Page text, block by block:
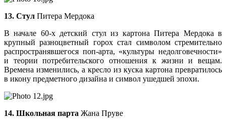
13. Стул Питера Мердока
В начале 60-х детский стул из картона Питера Мердока в
крупный разноцветный горох стал символом стремительно
распространявшегося поп-арта, «культуры недолговечности»
и теории потребительского отношения к жизни и вещам.
Времена изменились, а кресло из куска картона превратилось
в икону предметного дизайна и символ ушедшей эпохи.
14. Школьная парта Жана Пруве